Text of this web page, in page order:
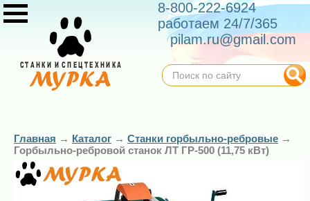
8-800-222-6924
работаем 24/7/365
pilam.ru@gmail.com
Главная → Каталог → Станки горбыльно-ребровые →
Горбыльно-ребровой станок ЛТ ГР-500 (11,75 кВт)